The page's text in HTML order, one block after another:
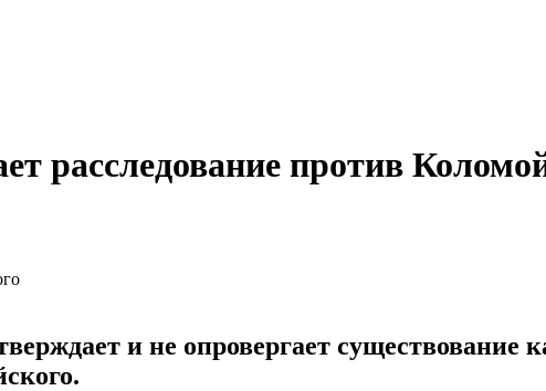
расследование против
и не опровергает существование